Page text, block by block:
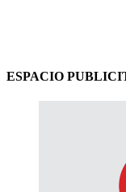
ESPACIO